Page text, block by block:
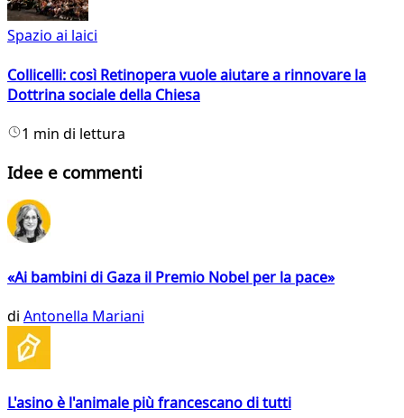
Spazio ai laici
Collicelli: così Retinopera vuole aiutare a rinnovare la
Dottrina sociale della Chiesa
1 min di lettura
Idee e commenti
«Ai bambini di Gaza il Premio Nobel per la pace»
di Antonella Mariani
L'asino è l'animale più francescano di tutti